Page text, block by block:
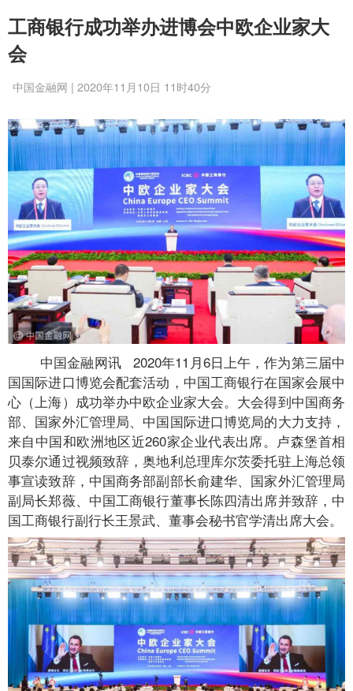
工商银行成功举办进博会中欧企业家大
会
中国金融网 | 2020年11月10日 11时40分
中国金融网讯 2020年11月6日上午，作为第三届中
国国际进口博览会配套活动，中国工商银行在国家会展中
心（上海）成功举办中欧企业家大会。大会得到中国商务
部、国家外汇管理局、中国国际进口博览局的大力支持，
来自中国和欧洲地区近260家企业代表出席。卢森堡首相
贝泰尔通过视频致辞，奥地利总理库尔茨委托驻上海总领
事宣读致辞，中国商务部副部长俞建华、国家外汇管理局
副局长郑薇、中国工商银行董事长陈四清出席并致辞，中
国工商银行副行长王景武、董事会秘书官学清出席大会。